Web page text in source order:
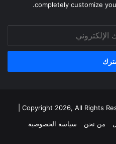
completely customize
من نحن سياسة الخصوصية